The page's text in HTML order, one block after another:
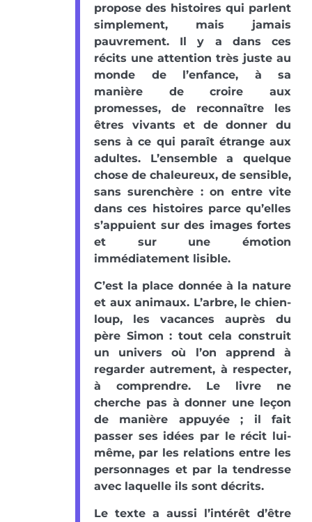
propose des histoires qui parlent
simplement, mais jamais
pauvrement. Il y a dans ces
récits une attention très juste au
monde de l’enfance, à sa
manière de croire aux
promesses, de reconnaître les
êtres vivants et de donner du
sens à ce qui paraît étrange aux
adultes. L’ensemble a quelque
chose de chaleureux, de sensible,
sans surenchère : on entre vite
dans ces histoires parce qu’elles
s’appuient sur des images fortes
et sur une émotion
immédiatement lisible.
C’est la place donnée à la nature
et aux animaux. L’arbre, le chien-
loup, les vacances auprès du
père Simon : tout cela construit
un univers où l’on apprend à
regarder autrement, à respecter,
à comprendre. Le livre ne
cherche pas à donner une leçon
de manière appuyée ; il fait
passer ses idées par le récit lui-
même, par les relations entre les
personnages et par la tendresse
avec laquelle ils sont décrits.
Le texte a aussi l’intérêt d’être